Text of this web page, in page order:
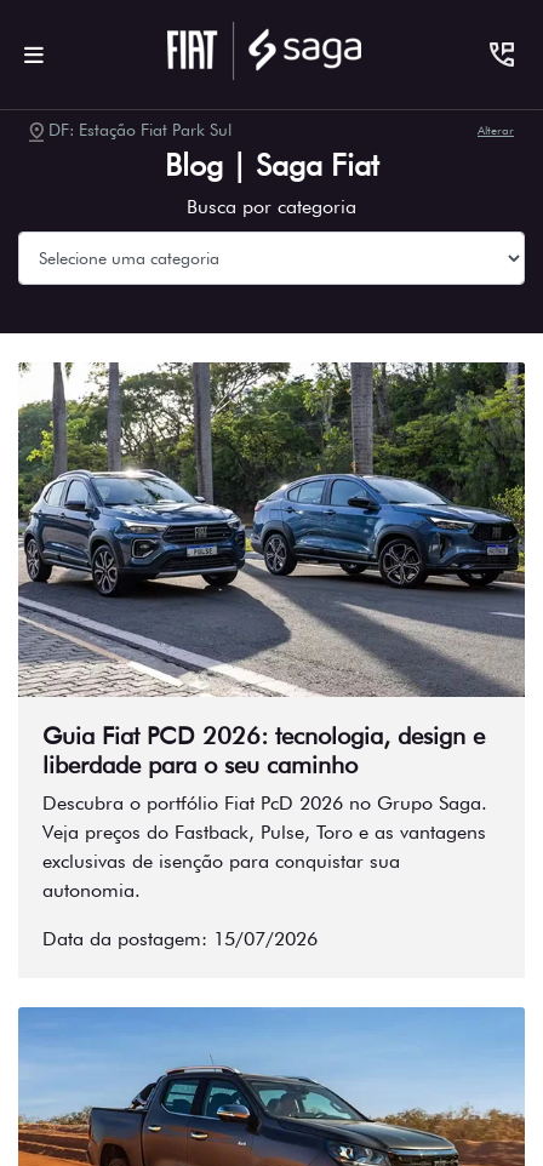
DF: Estação Fiat Park Sul Alterar
Blog | Saga Fiat
Busca por categoria
Guia Fiat PCD 2026: tecnologia, design e
liberdade para o seu caminho
Descubra o portfólio Fiat PcD 2026 no Grupo Saga.
Veja preços do Fastback, Pulse, Toro e as vantagens
exclusivas de isenção para conquistar sua
autonomia.
Data da postagem: 15/07/2026